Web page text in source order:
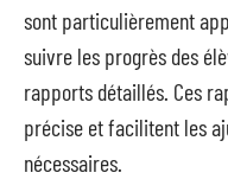
sont particulièrement
suivre les progrès des
rapports détaillés. Ces
précise et facilitent les
nécessaires.